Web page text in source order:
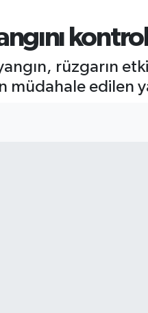
kontrol
rüzgarın
edilen